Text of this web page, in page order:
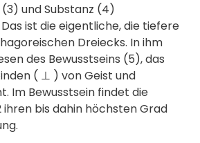
und Substanz (4)
ist die eigentliche, die tiefere
Dreiecks. In ihm
des Bewusstseins (5), das
( ⊥ ) von Geist und
Im Bewusstsein findet die
ihren bis dahin höchsten Grad